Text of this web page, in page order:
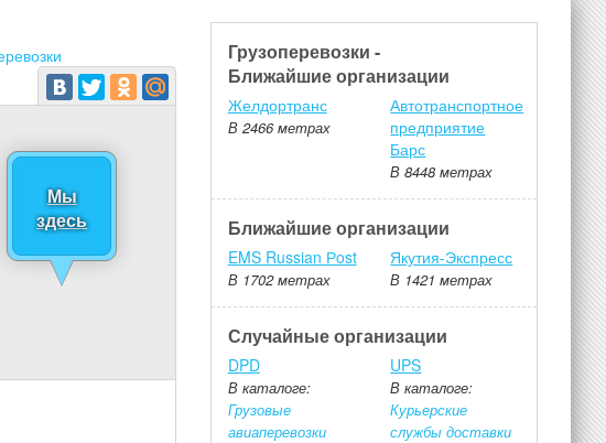
Мы
здесь
Грузоперевозки -
Ближайшие организации
Желдортранс
В 2466 метрах
Автотранспортное
предприятие
Барс
В 8448 метрах
Ближайшие организации
EMS Russian Рost
В 1702 метрах
Якутия-Экспресс
В 1421 метрах
Случайные организации
DPD
В каталоге:
Грузовые
авиаперевозки
UPS
В каталоге:
Курьерские
службы доставки